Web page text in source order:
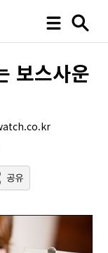
보스사운